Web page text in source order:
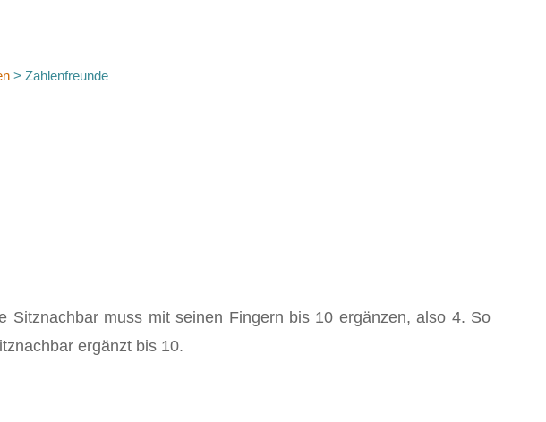
> Zahlenfreunde
muss mit seinen Fingern bis 10 ergänzen, also 4. So
ergänzt bis 10.